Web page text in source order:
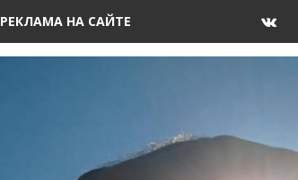
РЕКЛАМА НА САЙТЕ